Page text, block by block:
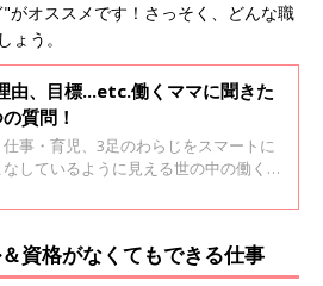
がオススメです！さっそく、どんな職
う。
由、目標...etc.働くママに聞きた
質問！
事・育児、3足のわらじをスマートに
しているように見える世の中の働くマ
今回は、そんな彼女たちに聞いてみた
資格がなくてもできる仕事